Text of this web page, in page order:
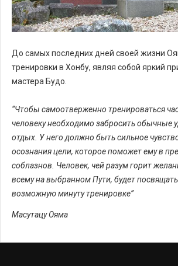
До самых последних дней своей жизни
тренировки в Хонбу, являя собой яркий
мастера Будо.
“Чтобы самоотверженно тренироваться
человеку необходимо забросить обычные
отдых. У него должно быть сильное
осознания цели, которое поможет ему в
соблазнов. Человек, чей разум горит
всему на выбранном Пути, будет
возможную минуту тренировке”
Масутацу Ояма